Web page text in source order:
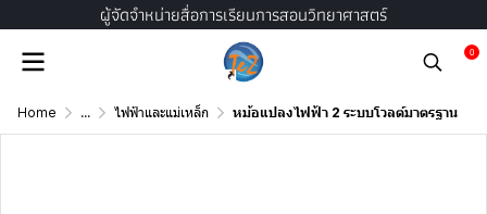
ผู้จัดจำหน่ายสื่อการเรียนการสอนวิทยาศาสตร์
0
Home ... ไฟฟ้าและแม่เหล็ก หม้อแปลงไฟฟ้า 2 ระบบโวลต์มาตรฐาน